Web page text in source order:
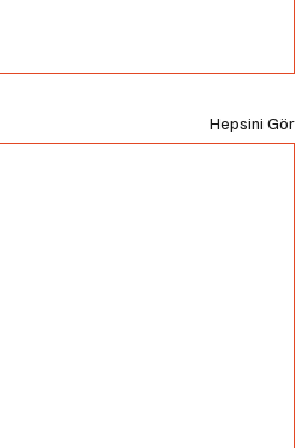
Hepsini Gör